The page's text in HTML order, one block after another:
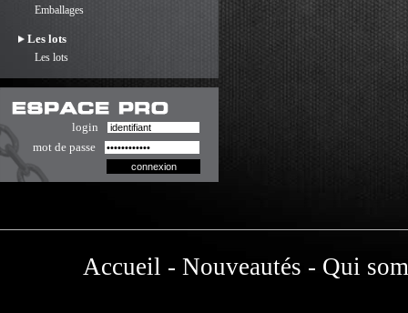
Emballages
Les lots
Les lots
login
mot de passe
Accueil - Nouveautés - Qui